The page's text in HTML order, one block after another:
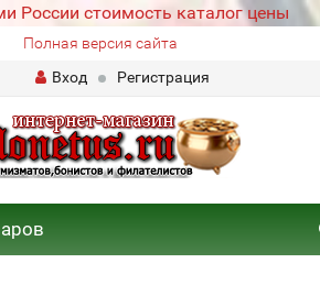
России стоимость каталог цены
Полная версия сайта
Вход
Регистрация